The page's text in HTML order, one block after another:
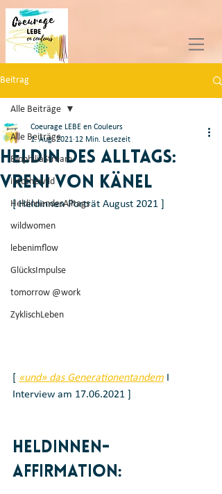
Beitrag
Alle Beiträge
BiophiliaStream
intothewild
HeldinnendesAlltags
wildwomen
lebenimflow
GlücksImpulse
tomorrow @work
ZyklischLeben
Alle Beiträge
Heldin des Alltags:
Vreni von Känel
Coeurage LEBE en Couleurs
1. Aug. 2021 12 Min. Lesezeit
[ Heldinnen-Porträt August 2021 ]
[ «und» das Generationentandem I
Interview am 17.06.2021 ]
Heldinnen-
Affirmation: